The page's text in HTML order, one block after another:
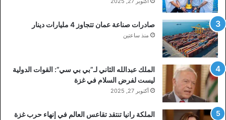
صادرات صناعة عمان تتجاوز 4 مليارات دينار
منذ ساعتين
الملك عبدالله الثاني لـ”بي بي سي”: القوات الدولية
ليست لفرض السلام في غزة
أكتوبر 27, 2025
الملكة رانيا تنتقد تقاعس العالم في إنهاء حرب غزة